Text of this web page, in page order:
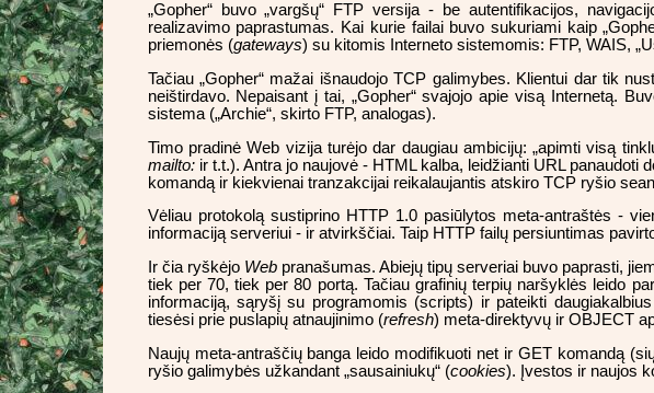
„Gopher“ buvo „vargšų“ FTP versija - be autentifikacijos,
realizavimo paprastumas. Kai kurie failai buvo sukuriami kaip
priemonės (gateways) su kitomis Interneto sistemomis: FTP, WAIS,
Tačiau „Gopher“ mažai išnaudojo TCP galimybes. Klientui dar tik
neištirdavo. Nepaisant į tai, „Gopher“ svajojo apie visą Internetą.
sistema („Archie“, skirto FTP, analogas).
Timo pradinė Web vizija turėjo dar daugiau ambicijų: „apimti visą
mailto:ir t.t.). Antra jo naujovė - HTML kalba, leidžianti URL panaudoti
komandą ir kiekvienai tranzakcijai reikalaujantis atskiro TCP ryšio
Vėliau protokolą sustiprino HTTP 1.0 pasiūlytos meta-antraštės -
informaciją serveriui - ir atvirkščiai. Taip HTTP failų persiuntimas
Ir čia ryškėjo Webpranašumas. Abiejų tipų serveriai buvo paprasti,
tiek per 70, tiek per 80 portą. Tačiau grafinių terpių naršyklės leido
informaciją, sąryšį su programomis (scripts) ir pateikti
tiesėsi prie puslapių atnaujinimo (refresh) meta-direktyvų ir OBJECT
Naujų meta-antraščių banga leido modifikuoti net ir GET komandą
ryšio galimybės užkandant „sausainiukų“ (cookies). Įvestos ir naujos